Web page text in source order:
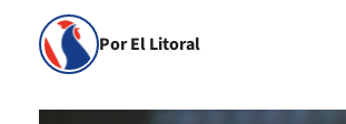
Por El Litoral